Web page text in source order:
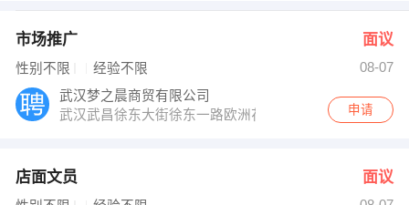
张总 发布 [理财业务主管 ] 招聘信息
【宜城市银辉金属有限公司 】 强势入驻
市场推广 面议
性别不限 经验不限
08-07
武汉梦之晨商贸有限公司
武汉武昌徐东大街徐东一路欧洲花园6a栋一楼
申请
店面文员 面议